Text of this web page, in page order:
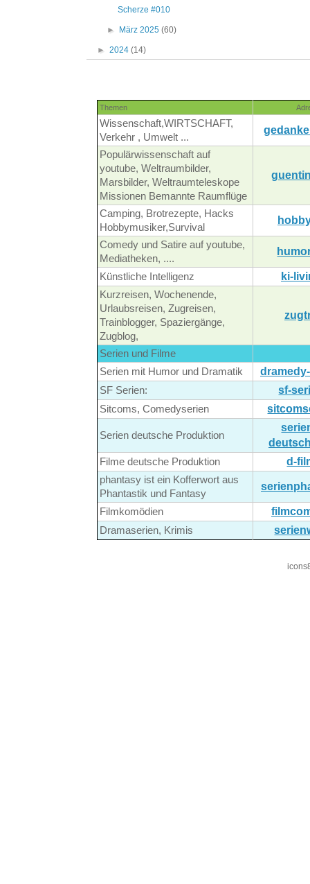
Scherze #010
► März 2025(60)
► 2024 (14)
Themen
Wissenschaft,WIRTSCHAFT,
Verkehr , Umwelt ...
Populärwissenschaft auf
youtube, Weltraumbilder,
Marsbilder, Weltraumteleskope
Missionen Bemannte Raumflüge
Camping, Brotrezepte, Hacks
Hobbymusiker,Survival
Comedy und Satire auf youtube,
Mediatheken, ....
Künstliche Intelligenz ki-
Kurzreisen, Wochenende,
Urlaubsreisen, Zugreisen,
Trainblogger, Spaziergänge,
Zugblog,
Serien und Filme
Serien mit Humor und Dramatik
SF Serien: sf-
Sitcoms, Comedyserien
Serien deutsche Produktion
Filme deutsche Produktion d-
phantasy ist ein Kofferwort aus
Phantastik und Fantasy
Filmkomödien
Dramaserien, Krimis